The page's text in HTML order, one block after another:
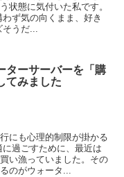
状態に気付いた私です。
ず気の向くまま、好き
うだ...
ターサーバーを「購
てみました
にも心理的制限が掛かる
過ごすために、最近は
い漁っていました。その
のがウォータ...